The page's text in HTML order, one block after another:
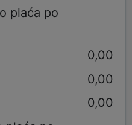
plaća po
0,00
0,00
0,00